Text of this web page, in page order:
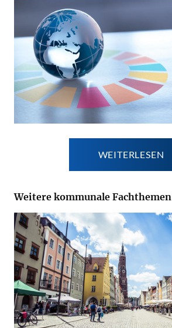
WEITERLESEN
Weitere kommunale Fachthemen